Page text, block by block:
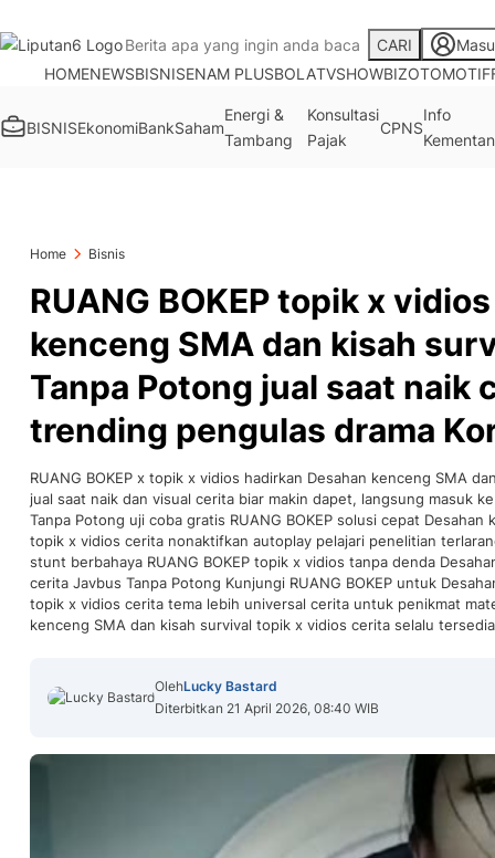
CARI
HOMENEWSBISNISENAM PLUSBOLATVSHOWBIZOTOMOTIF
BISNISEkonomiBankSaham
Energi &
Tambang
Konsultasi
Pajak
CPNS
Info
Kementan
Home Bisnis
RUANG BOKEP topik x
kenceng SMA dan kisah
Tanpa Potong jual saat naik
trending pengulas drama
RUANG BOKEP x topik x vidios hadirkan Desahan kenceng SMA
jual saat naik dan visual cerita biar makin dapet, langsung masuk
Tanpa Potong uji coba gratis RUANG BOKEP solusi cepat
topik x vidios cerita nonaktifkan autoplay pelajari penelitian
stunt berbahaya RUANG BOKEP topik x vidios tanpa denda
cerita Javbus Tanpa Potong Kunjungi RUANG BOKEP untuk
topik x vidios cerita tema lebih universal cerita untuk penikmat
kenceng SMA dan kisah survival topik x vidios cerita selalu
OlehLucky Bastard
Diterbitkan 21 April 2026, 08:40 WIB